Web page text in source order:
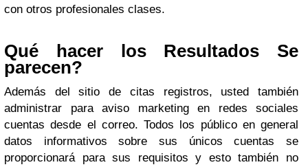
con otros profesionales clases.
Qué hacer los Resultados Se
parecen?
Además del sitio de citas registros, usted también
administrar para aviso marketing en redes sociales
cuentas desde el correo. Todos los público en general
datos informativos sobre sus únicos cuentas se
proporcionará para sus requisitos y esto también no